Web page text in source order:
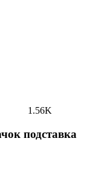
1.56K
подставка